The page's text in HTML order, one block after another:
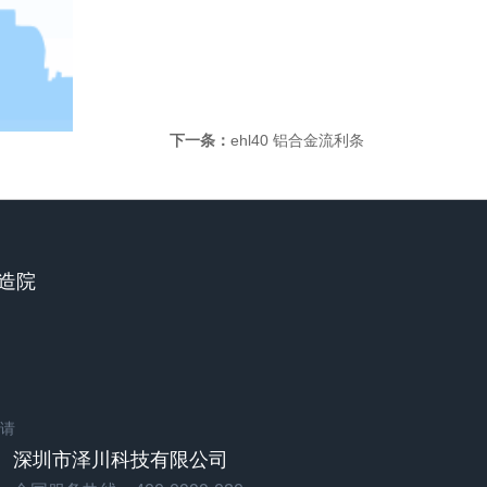
下一条： ehl40 铝合金流利条
院
深圳市泽川科技有限公司